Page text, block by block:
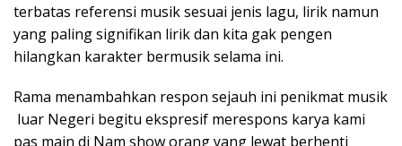
terbatas referensi musik sesuai jenis lagu, lirik namun
yang paling signifikan lirik dan kita gak pengen
hilangkan karakter bermusik selama ini.
Rama menambahkan respon sejauh ini penikmat musik
luar Negeri begitu ekspresif merespons karya kami
pas main di Nam show orang yang lewat berhenti